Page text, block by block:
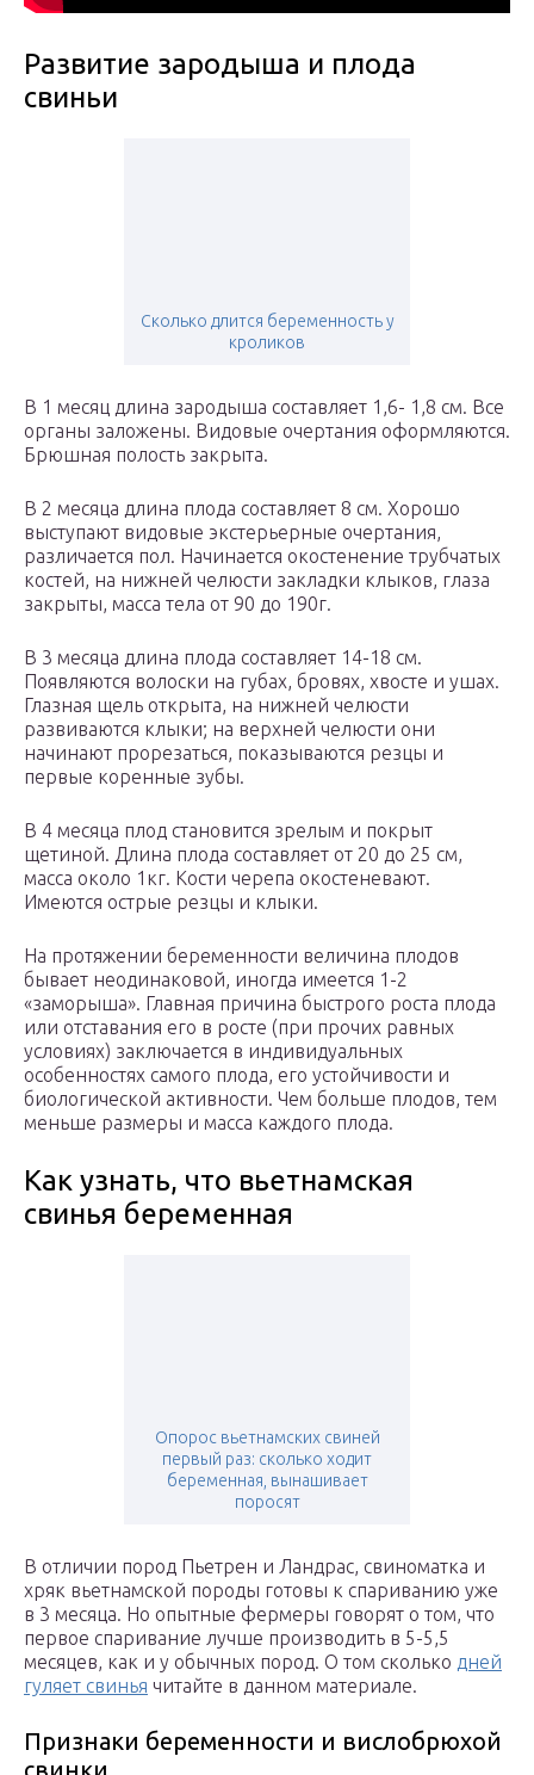
Развитие зародыша и плода
свиньи
Сколько длится беременность у
кроликов
В 1 месяц длина зародыша составляет 1,6- 1,8 см. Все
органы заложены. Видовые очертания оформляются.
Брюшная полость закрыта.
В 2 месяца длина плода составляет 8 см. Хорошо
выступают видовые экстерьерные очертания,
различается пол. Начинается окостенение трубчатых
костей, на нижней челюсти закладки клыков, глаза
закрыты, масса тела от 90 до 190г.
В 3 месяца длина плода составляет 14-18 см.
Появляются волоски на губах, бровях, хвосте и ушах.
Глазная щель открыта, на нижней челюсти
развиваются клыки; на верхней челюсти они
начинают прорезаться, показываются резцы и
первые коренные зубы.
В 4 месяца плод становится зрелым и покрыт
щетиной. Длина плода составляет от 20 до 25 см,
масса около 1кг. Кости черепа окостеневают.
Имеются острые резцы и клыки.
На протяжении беременности величина плодов
бывает неодинаковой, иногда имеется 1-2
«заморыша». Главная причина быстрого роста плода
или отставания его в росте (при прочих равных
условиях) заключается в индивидуальных
особенностях самого плода, его устойчивости и
биологической активности. Чем больше плодов, тем
меньше размеры и масса каждого плода.
Как узнать, что вьетнамская
свинья беременная
Опорос вьетнамских свиней
первый раз: сколько ходит
беременная, вынашивает
поросят
В отличии пород Пьетрен и Ландрас, свиноматка и
хряк вьетнамской породы готовы к спариванию уже
в 3 месяца. Но опытные фермеры говорят о том, что
первое спаривание лучше производить в 5-5,5
месяцев, как и у обычных пород. О том сколько дней
гуляет свинья читайте в данном материале.
Признаки беременности и вислобрюхой